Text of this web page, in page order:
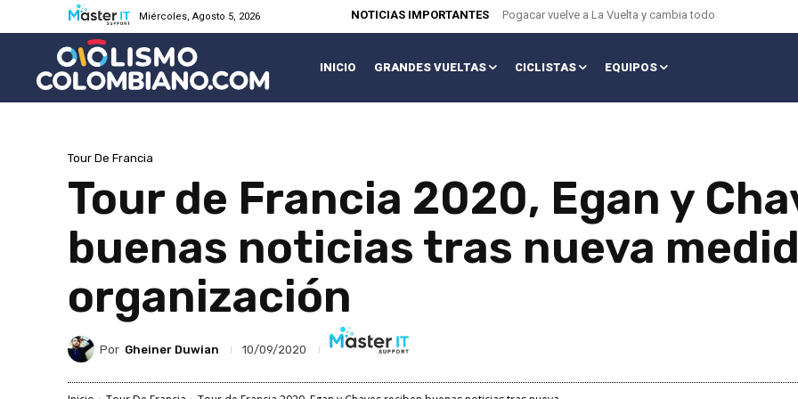
Miércoles, Agosto 5, 2026 NOTICIAS IMPORTANTES Pogacar vuelve a La Vuelta y cambia todo
INICIO GRANDES VUELTAS CICLISTAS EQUIPOS
Tour De Francia
Tour de Francia 2020, Egan y
buenas noticias tras nueva
organización
Por Gheiner Duwian 10/09/2020